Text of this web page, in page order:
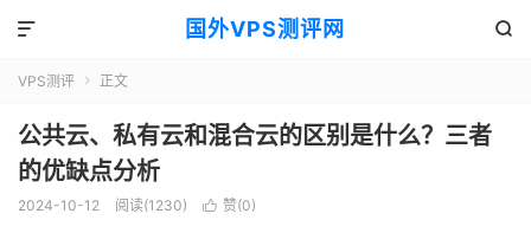
国外VPS测评网 

VPS测评  正文
公共云、私有云和混合云的区别是什么？三者
的优缺点分析
2024-10-12 阅读(1230)  赞(0)